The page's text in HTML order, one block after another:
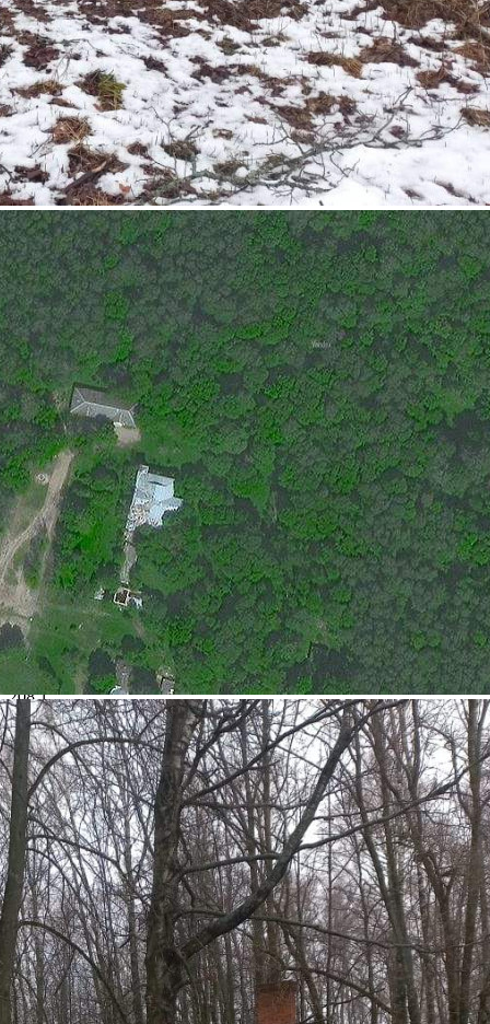
Смоленская обл
Получить контакты Посмотреть на карте
Аукцион по продаже имущественного комплекса,
находящегося по адресу: (Смоленская обл. , Починковский р-
н. , д. Мачулы, д. 89) Общая площадь: 0.07 га / 208.1 м
Начальная цена: 205 100,00 Дата окончания приема заявок:
24.11.2025 15: 00: 00 Дата проведения торгов: 28.11.2025 10:
00: 00 Кадастровые ном...
167 (+)
Навигация
Характеристики
О помещении
Где находится
Контакты
Другие объявления
Характеристики помещения
№ объявления
120417
Дата размещения
24.11.2025
Город
Починок
Адрес
деревня Мачулы, , д.89
Расположено
Этаж
Предлагается
Продажа
Желаемый / подходящий вид деятельности
Не указано
Назначение
Не указано
Размер площади (м2)
208.1
Цена за помещение
205 100 руб.
О помещении